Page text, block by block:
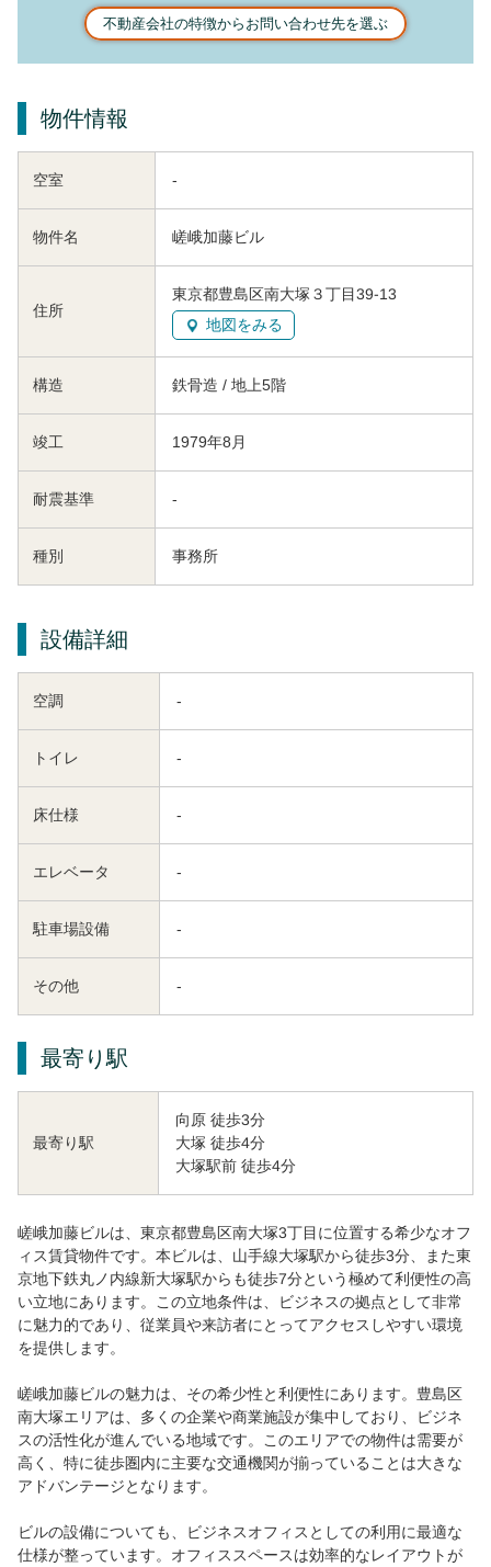
不動産会社の特徴からお問い合わせ先を選ぶ
物件情報
空室 -
物件名 嵯峨加藤ビル
住所
東京都豊島区南大塚３丁目39-13
地図をみる
構造 鉄骨造 / 地上5階
竣工 1979年8月
耐震基準 -
種別 事務所
設備詳細
空調 -
トイレ -
床仕様 -
エレベータ -
駐車場設備 -
その他 -
最寄り駅
最寄り駅
向原 徒歩3分
大塚 徒歩4分
大塚駅前 徒歩4分
嵯峨加藤ビルは、東京都豊島区南大塚3丁目に位置する希少なオフ
ィス賃貸物件です。本ビルは、山手線大塚駅から徒歩3分、また東
京地下鉄丸ノ内線新大塚駅からも徒歩7分という極めて利便性の高
い立地にあります。この立地条件は、ビジネスの拠点として非常
に魅力的であり、従業員や来訪者にとってアクセスしやすい環境
を提供します。
嵯峨加藤ビルの魅力は、その希少性と利便性にあります。豊島区
南大塚エリアは、多くの企業や商業施設が集中しており、ビジネ
スの活性化が進んでいる地域です。このエリアでの物件は需要が
高く、特に徒歩圏内に主要な交通機関が揃っていることは大きな
アドバンテージとなります。
ビルの設備についても、ビジネスオフィスとしての利用に最適な
仕様が整っています。オフィススペースは効率的なレイアウトが